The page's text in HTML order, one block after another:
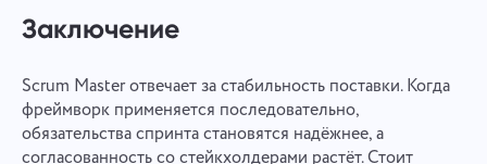
Заключение
Scrum Master отвечает за стабильность поставки. Когда
фреймворк применяется последовательно,
обязательства спринта становятся надёжнее, а
согласованность со стейкхолдерами растёт. Стоит